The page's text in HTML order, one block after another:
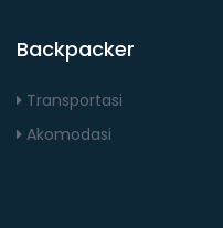
Backpacker
Transportasi
Akomodasi